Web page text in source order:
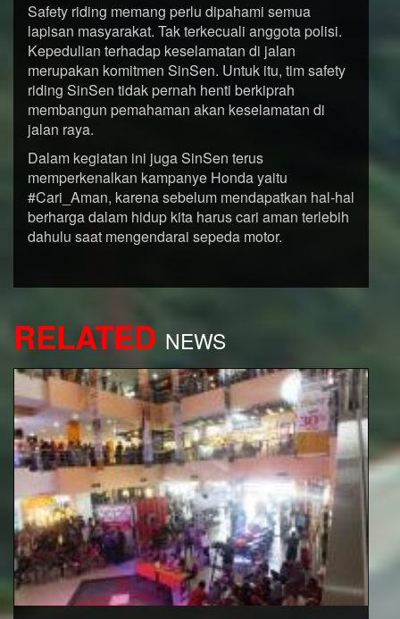
Safety riding memang perlu dipahami semua
lapisan masyarakat. Tak terkecuali anggota polisi.
Kepedulian terhadap keselamatan di jalan
merupakan komitmen SinSen. Untuk itu, tim safety
riding SinSen tidak pernah henti berkiprah
membangun pemahaman akan keselamatan di
jalan raya.
Dalam kegiatan ini juga SinSen terus
memperkenalkan kampanye Honda yaitu
#Cari_Aman, karena sebelum mendapatkan hal-hal
berharga dalam hidup kita harus cari aman terlebih
dahulu saat mengendarai sepeda motor.
RELATED NEWS